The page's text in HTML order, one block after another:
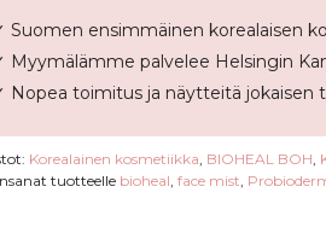
Suomen ensimmäinen korealaisen
Myymälämme palvelee Helsingin
Nopea toimitus ja näytteitä jokaisen
Korealainen kosmetiikka BIOHEAL BOH
tuotteelle bioheal face mist